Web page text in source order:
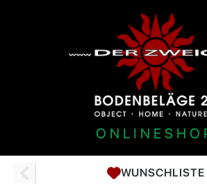
WUNSCHLISTE